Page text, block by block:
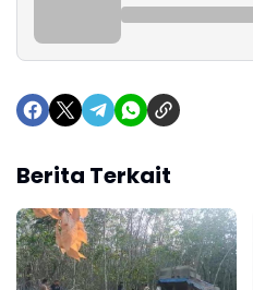
Berita Terkait